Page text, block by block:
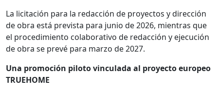
La licitación para la redacción de proyectos y dirección
de obra está prevista para junio de 2026, mientras que
el procedimiento colaborativo de redacción y ejecución
de obra se prevé para marzo de 2027.
Una promoción piloto vinculada al proyecto europeo
TRUEHOME